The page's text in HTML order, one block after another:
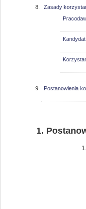
Zasady
Kandydat
Postanowienia